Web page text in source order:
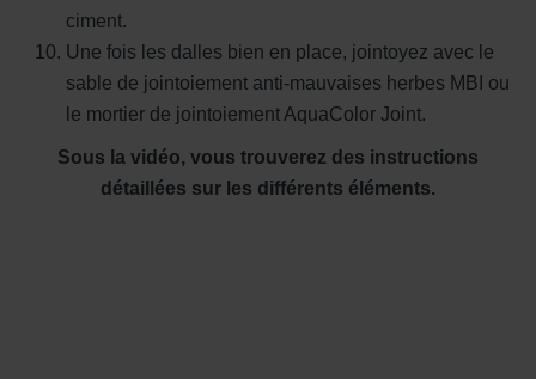
ciment.
Une fois les dalles bien en place, jointoyez avec le
sable de jointoiement anti-mauvaises herbes MBI ou
le mortier de jointoiement AquaColor Joint.
Sous la vidéo, vous trouverez des instructions
détaillées sur les différents éléments.